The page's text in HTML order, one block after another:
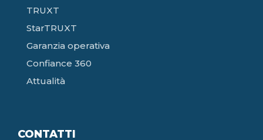
TRUXT
StarTRUXT
Garanzia operativa
Confiance 360
Attualità
CONTATTI